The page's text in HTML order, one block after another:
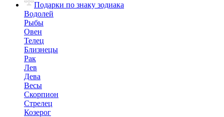
Подарки по знаку зодиака
Водолей
Рыбы
Овен
Телец
Близнецы
Рак
Лев
Дева
Весы
Скорпион
Стрелец
Козерог